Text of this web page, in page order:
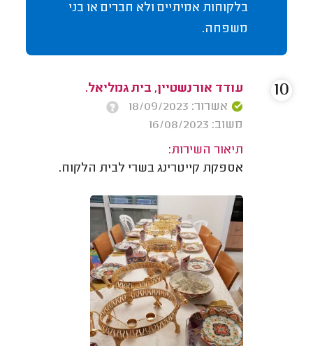
בלקוחות אמיתיים ולא חברים או בני
משפחה.
עודד אורנשטיין, בית גמליאל.
אשרור: 18/09/2023
משוב: 16/08/2023
תיאור השירות:
אספקת קייטרינג בשרי לבית הלקוח.
10